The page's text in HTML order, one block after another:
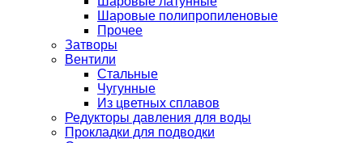
Шаровые полипропиленовые
Прочее
Затворы
Вентили
Стальные
Чугунные
Из цветных сплавов
Редукторы давления для воды
Прокладки для подводки